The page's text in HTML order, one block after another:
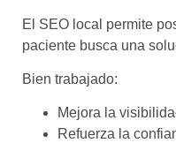
El SEO local permite
paciente busca una
Bien trabajado:
Mejora la
Refuerza la